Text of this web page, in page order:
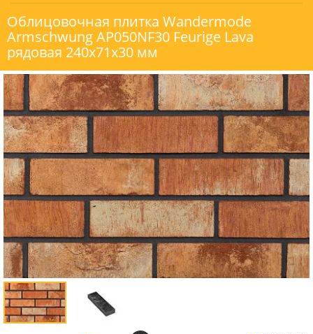
Облицовочная плитка Wandermode
Armschwung AP050NF30 Feurige Lava
рядовая 240x71x30 мм